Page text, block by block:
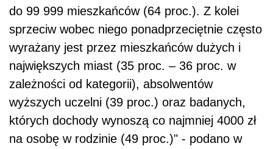
do 99 999 mieszkańców (64 proc.). Z kolei
sprzeciw wobec niego ponadprzeciętnie często
wyrażany jest przez mieszkańców dużych i
największych miast (35 proc. – 36 proc. w
zależności od kategorii), absolwentów
wyższych uczelni (39 proc.) oraz badanych,
których dochody wynoszą co najmniej 4000 zł
na osobę w rodzinie (49 proc.)" - podano w